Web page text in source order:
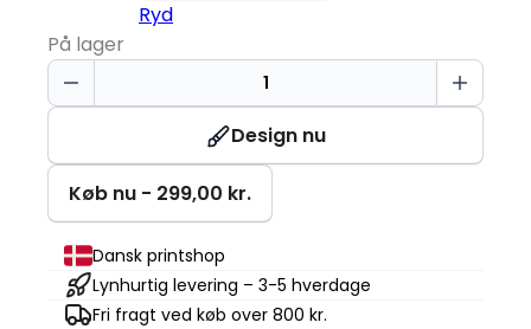
Ryd
På lager
Sweatshirt
|
|
Dame
antal
Design nu
Køb nu - 299,00 kr.
Dansk printshop
Lynhurtig levering – 3-5 hverdage
Fri fragt ved køb over 800 kr.